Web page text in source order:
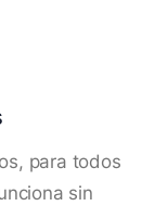
para todos
sin